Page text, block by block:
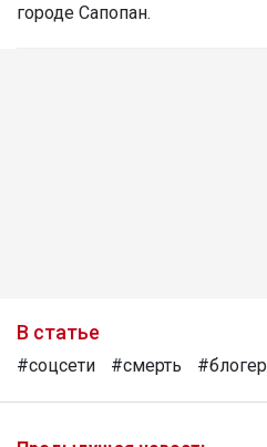
городе Сапопан.
В статье
#соцсети #смерть #блогер